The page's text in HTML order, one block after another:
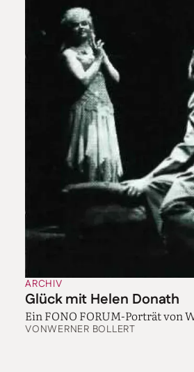
ARCHIV
Glück mit Helen Donath
Ein FONO FORUM-Porträt von
VONWERNER BOLLERT